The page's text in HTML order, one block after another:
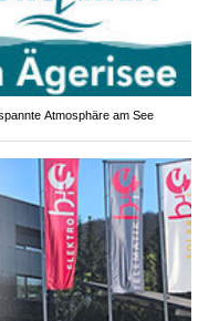
Atmosphäre am See